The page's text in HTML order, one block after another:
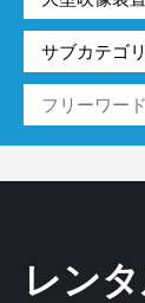
レン